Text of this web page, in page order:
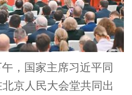
，国家主席习近平同
京人民大会堂共同出